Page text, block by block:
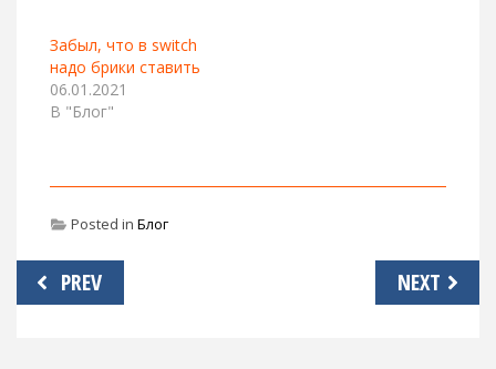
Забыл, что в switch
надо брики ставить
06.01.2021
В "Блог"
Posted in Блог
Навигация
по
PREV NEXT